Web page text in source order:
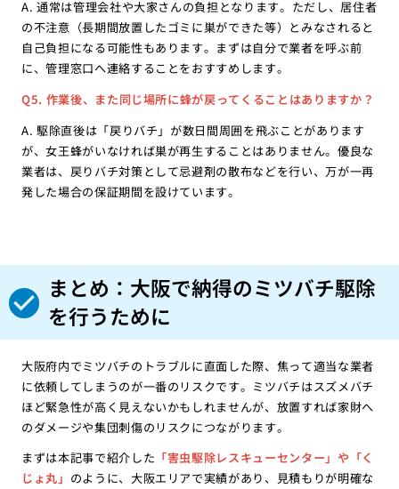
A. 通常は管理会社や大家さんの負担となります。ただし、居住者
の不注意（長期間放置したゴミに巣ができた等）とみなされると
自己負担になる可能性もあります。まずは自分で業者を呼ぶ前
に、管理窓口へ連絡することをおすすめします。
Q5. 作業後、また同じ場所に蜂が戻ってくることはありますか？
A. 駆除直後は「戻りバチ」が数日間周囲を飛ぶことがあります
が、女王蜂がいなければ巣が再生することはありません。優良な
業者は、戻りバチ対策として忌避剤の散布などを行い、万が一再
発した場合の保証期間を設けています。
まとめ：大阪で納得のミツバチ駆除
を行うために
大阪府内でミツバチのトラブルに直面した際、焦って適当な業者
に依頼してしまうのが一番のリスクです。ミツバチはスズメバチ
ほど緊急性が高く見えないかもしれませんが、放置すれば家財へ
のダメージや集団刺傷のリスクにつながります。
まずは本記事で紹介した 「害虫駆除レスキューセンター」や「く
じょ丸」 のように、大阪エリアで実績があり、見積もりが明確な